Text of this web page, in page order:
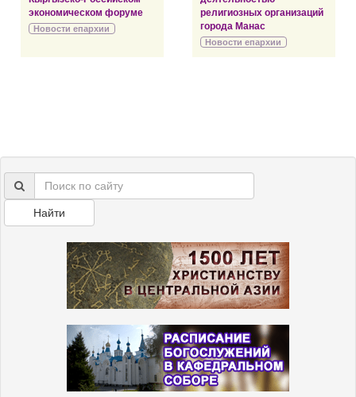
экономическом форуме
Новости епархии
религиозных организаций
города Манас
Новости епархии
Найти